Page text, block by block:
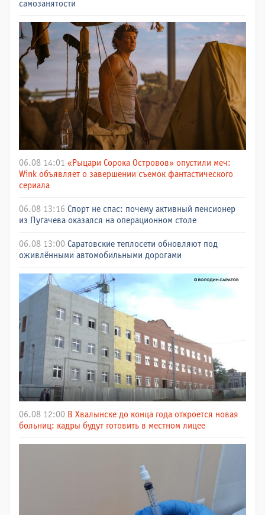
самозанятости
06.08 14:01 «Рыцари Сорока Островов» опустили меч:
Wink объявляет о завершении съемок фантастического
сериала
06.08 13:16 Спорт не спас: почему активный пенсионер
из Пугачева оказался на операционном столе
06.08 13:00 Саратовские теплосети обновляют под
оживлёнными автомобильными дорогами
06.08 12:00 В Хвалынске до конца года откроется новая
больниц: кадры будут готовить в местном лицее